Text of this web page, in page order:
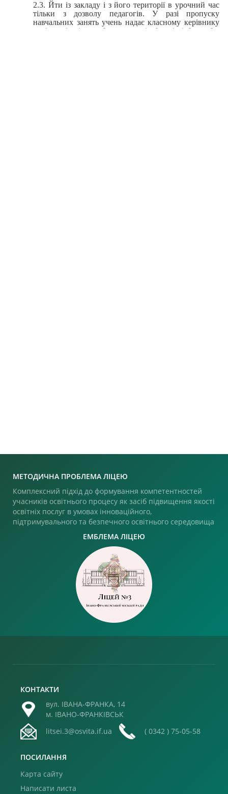
МЕТОДИЧНА ПРОБЛЕМА ЛІЦЕЮ
Комплексний підхід до формування компетентностей
учасників освітнього процесу як засіб підвищення якості
освітніх послуг в умовах інноваційного,
підтримувального та безпечного освітнього середовища
ЕМБЛЕМА ЛІЦЕЮ
КОНТАКТИ
вул. ІВАНА-ФРАНКА, 14
м. ІВАНО-ФРАНКІВСЬК
litsei.3@osvita.if.ua
( 0342 ) 75-05-58
ПОСИЛАННЯ
Карта сайту
Написати листа